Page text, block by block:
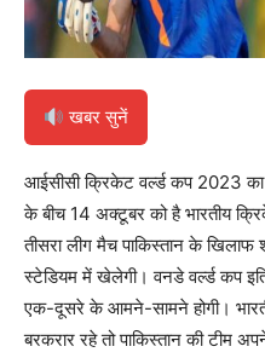
खबर सुनें
आईसीसी क्रिकेट वर्ल्ड कप 2023 का
के बीच 14 अक्टूबर को है भारतीय
तीसरा लीग मैच पाकिस्तान के खिलाफ
स्टेडियम में खेलेगी। वनडे वर्ल्ड कप
एक-दूसरे के आमने-सामने होगी।
बरकरार रहे तो पाकिस्तान की टीम